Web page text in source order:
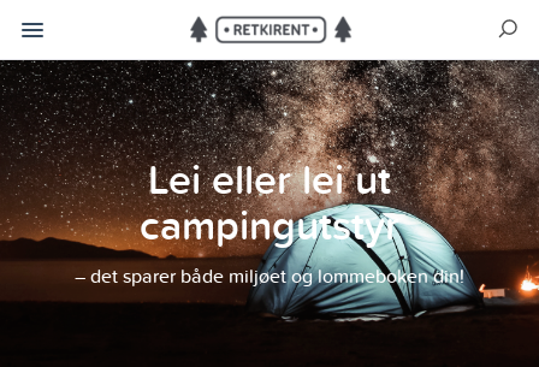
Lei eller lei ut
campingutstyr
– det sparer både miljøet og lommeboken din!